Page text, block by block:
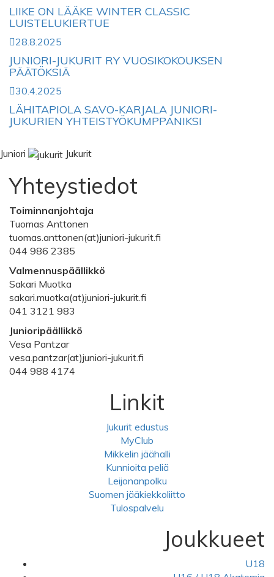
LIIKE ON LÄÄKE WINTER CLASSIC
LUISTELUKIERTUE
28.8.2025
JUNIORI-JUKURIT RY VUOSIKOKOUKSEN
PÄÄTÖKSIÄ
30.4.2025
LÄHITAPIOLA SAVO-KARJALA JUNIORI-
JUKURIEN YHTEISTYÖKUMPPANIKSI
Juniori Jukurit
Yhteystiedot
Toiminnanjohtaja
Tuomas Anttonen
tuomas.anttonen(at)juniori-jukurit.fi
044 986 2385
Valmennuspäällikkö
Sakari Muotka
sakari.muotka(at)juniori-jukurit.fi
041 3121 983
Junioripäällikkö
Vesa Pantzar
vesa.pantzar(at)juniori-jukurit.fi
044 988 4174
Linkit
Jukurit edustus
MyClub
Mikkelin jäähalli
Kunnioita peliä
Leijonanpolku
Suomen jääkiekkoliitto
Tulospalvelu
Joukkueet
U18